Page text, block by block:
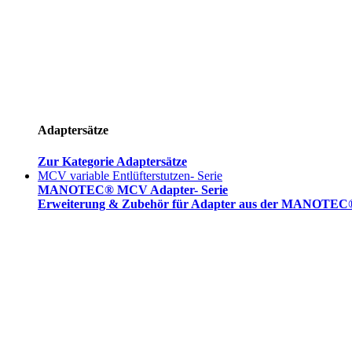
Adaptersätze
Zur Kategorie Adaptersätze
MCV variable Entlüfterstutzen- Serie
MANOTEC® MCV Adapter- Serie
Erweiterung & Zubehör für Adapter aus der